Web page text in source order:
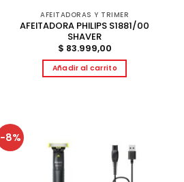
AFEITADORAS Y TRIMER
AFEITADORA PHILIPS S1881/00
SHAVER
$ 83.999,00
Añadir al carrito
-8%